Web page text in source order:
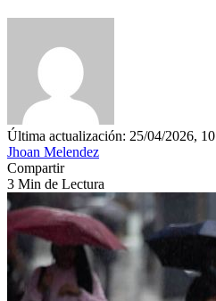
Última actualización: 25/04/2026, 10
Jhoan Melendez
Compartir
3 Min de Lectura